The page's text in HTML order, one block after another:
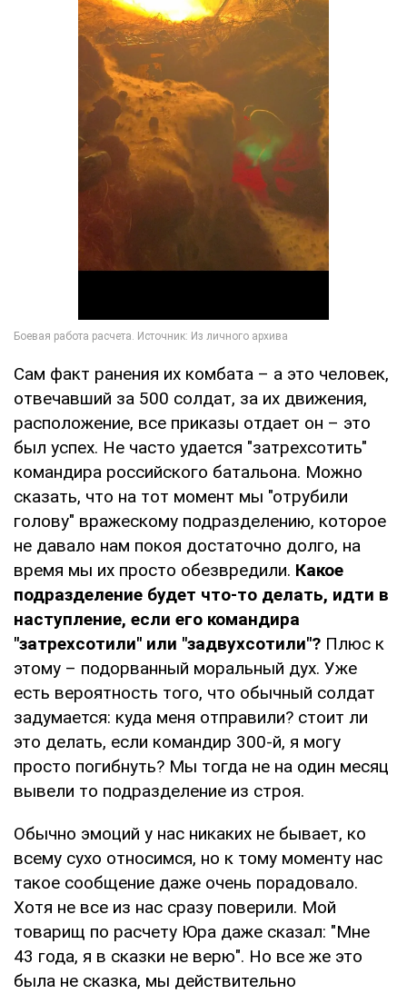
Сам факт ранения их комбата – а это человек,
отвечавший за 500 солдат, за их движения,
расположение, все приказы отдает он – это
был успех. Не часто удается "затрехсотить"
командира российского батальона. Можно
сказать, что на тот момент мы "отрубили
голову" вражескому подразделению, которое
не давало нам покоя достаточно долго, на
время мы их просто обезвредили. Какое
подразделение будет что-то делать, идти в
наступление, если его командира
"затрехсотили" или "задвухсотили"? Плюс к
этому – подорванный моральный дух. Уже
есть вероятность того, что обычный солдат
задумается: куда меня отправили? стоит ли
это делать, если командир 300-й, я могу
просто погибнуть? Мы тогда не на один месяц
вывели то подразделение из строя.
Обычно эмоций у нас никаких не бывает, ко
всему сухо относимся, но к тому моменту нас
такое сообщение даже очень порадовало.
Хотя не все из нас сразу поверили. Мой
товарищ по расчету Юра даже сказал: "Мне
43 года, я в сказки не верю". Но все же это
была не сказка, мы действительно